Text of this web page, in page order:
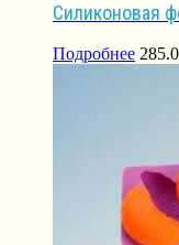
Силиконовая
Подробнее